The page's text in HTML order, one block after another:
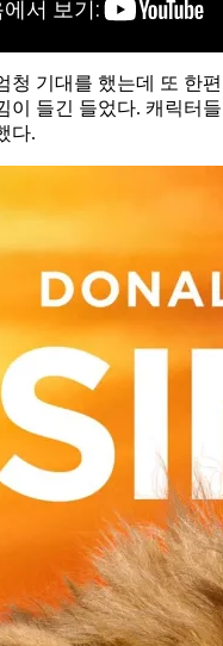
청 기대를 했는데 또 한
이 들긴 들었다. 캐릭터
다.